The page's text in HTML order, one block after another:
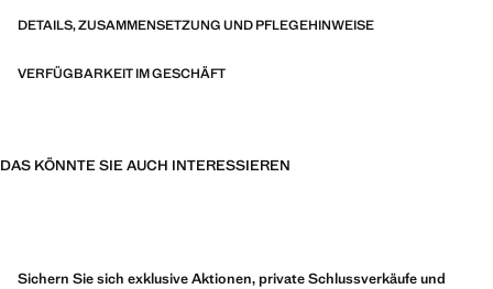
DETAILS, ZUSAMMENSETZUNG UND PFLEGEHINWEISE
VERFÜGBARKEIT IM GESCHÄFT
DAS KÖNNTE SIE AUCH INTERESSIEREN
Sichern Sie sich exklusive Aktionen, private Schlussverkäufe und